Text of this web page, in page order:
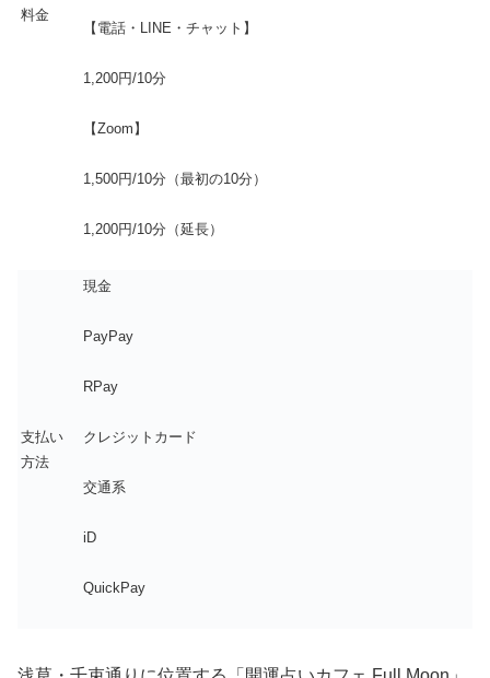
料金
【電話・LINE・チャット】
1,200円/10分
【Zoom】
1,500円/10分（最初の10分）
1,200円/10分（延長）
支払い
方法
現金
PayPay
RPay
クレジットカード
交通系
iD
QuickPay